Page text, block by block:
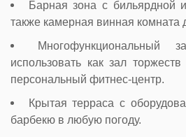
Барная зона с бильярдной
также камерная винная комната
Многофункциональный
использовать как зал
персональный фитнес-центр.
Крытая терраса с
барбекю в любую погоду.